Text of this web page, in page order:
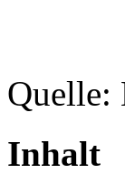
Quelle:
Inhalt